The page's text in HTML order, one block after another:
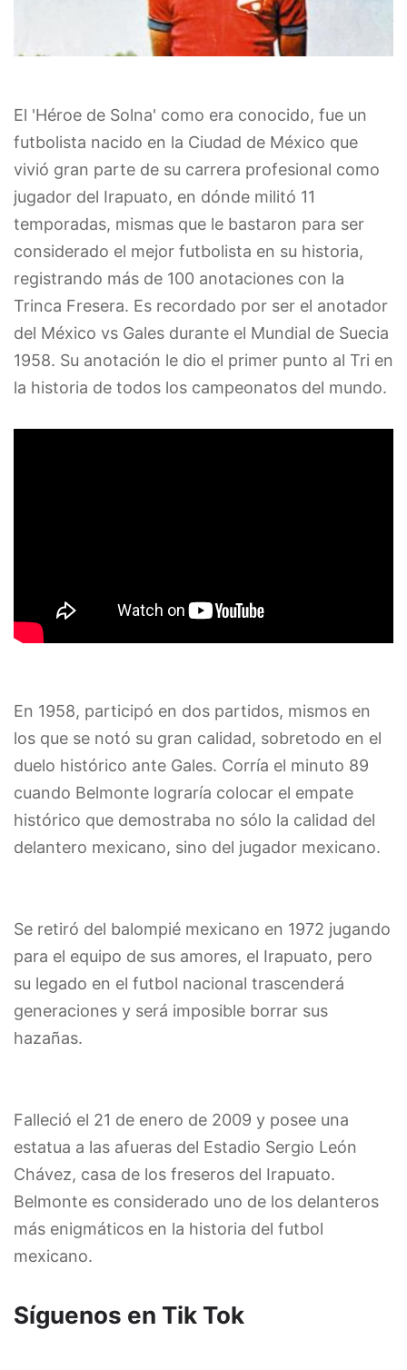
El 'Héroe de Solna' como era conocido, fue un
futbolista nacido en la Ciudad de México que
vivió gran parte de su carrera profesional como
jugador del Irapuato, en dónde militó 11
temporadas, mismas que le bastaron para ser
considerado el mejor futbolista en su historia,
registrando más de 100 anotaciones con la
Trinca Fresera. Es recordado por ser el anotador
del México vs Gales durante el Mundial de Suecia
1958. Su anotación le dio el primer punto al Tri en
la historia de todos los campeonatos del mundo.
En 1958, participó en dos partidos, mismos en
los que se notó su gran calidad, sobretodo en el
duelo histórico ante Gales. Corría el minuto 89
cuando Belmonte lograría colocar el empate
histórico que demostraba no sólo la calidad del
delantero mexicano, sino del jugador mexicano.
Se retiró del balompié mexicano en 1972 jugando
para el equipo de sus amores, el Irapuato, pero
su legado en el futbol nacional trascenderá
generaciones y será imposible borrar sus
hazañas.
Falleció el 21 de enero de 2009 y posee una
estatua a las afueras del Estadio Sergio León
Chávez, casa de los freseros del Irapuato.
Belmonte es considerado uno de los delanteros
más enigmáticos en la historia del futbol
mexicano.
Síguenos en Tik Tok